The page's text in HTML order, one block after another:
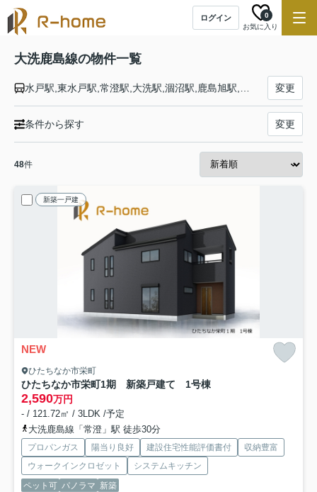
ログイン
お気に入り
0
大洗鹿島線の物件一覧
変更
条件から探す 変更
48件
新築一戸建
NEW
ひたちなか市栄町
ひたちなか市栄町1期 新築戸建て 1号棟
2,590万円
- / 121.72㎡ / 3LDK /予定
大洗鹿島線「常澄」駅 徒歩30分
プロパンガス 陽当り良好 建設住宅性能評価書付
収納豊富
ウォークインクロゼット
システムキッチン
ペット可 パノラマ 新築